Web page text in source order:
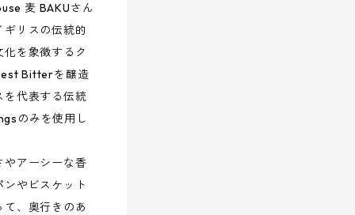
麦 BAKUさん
リスの伝統的
を象徴するク
Bitterを醸造
を代表する伝統
のみを使用し
やアーシーな香
やビスケット
、奥行きのあ